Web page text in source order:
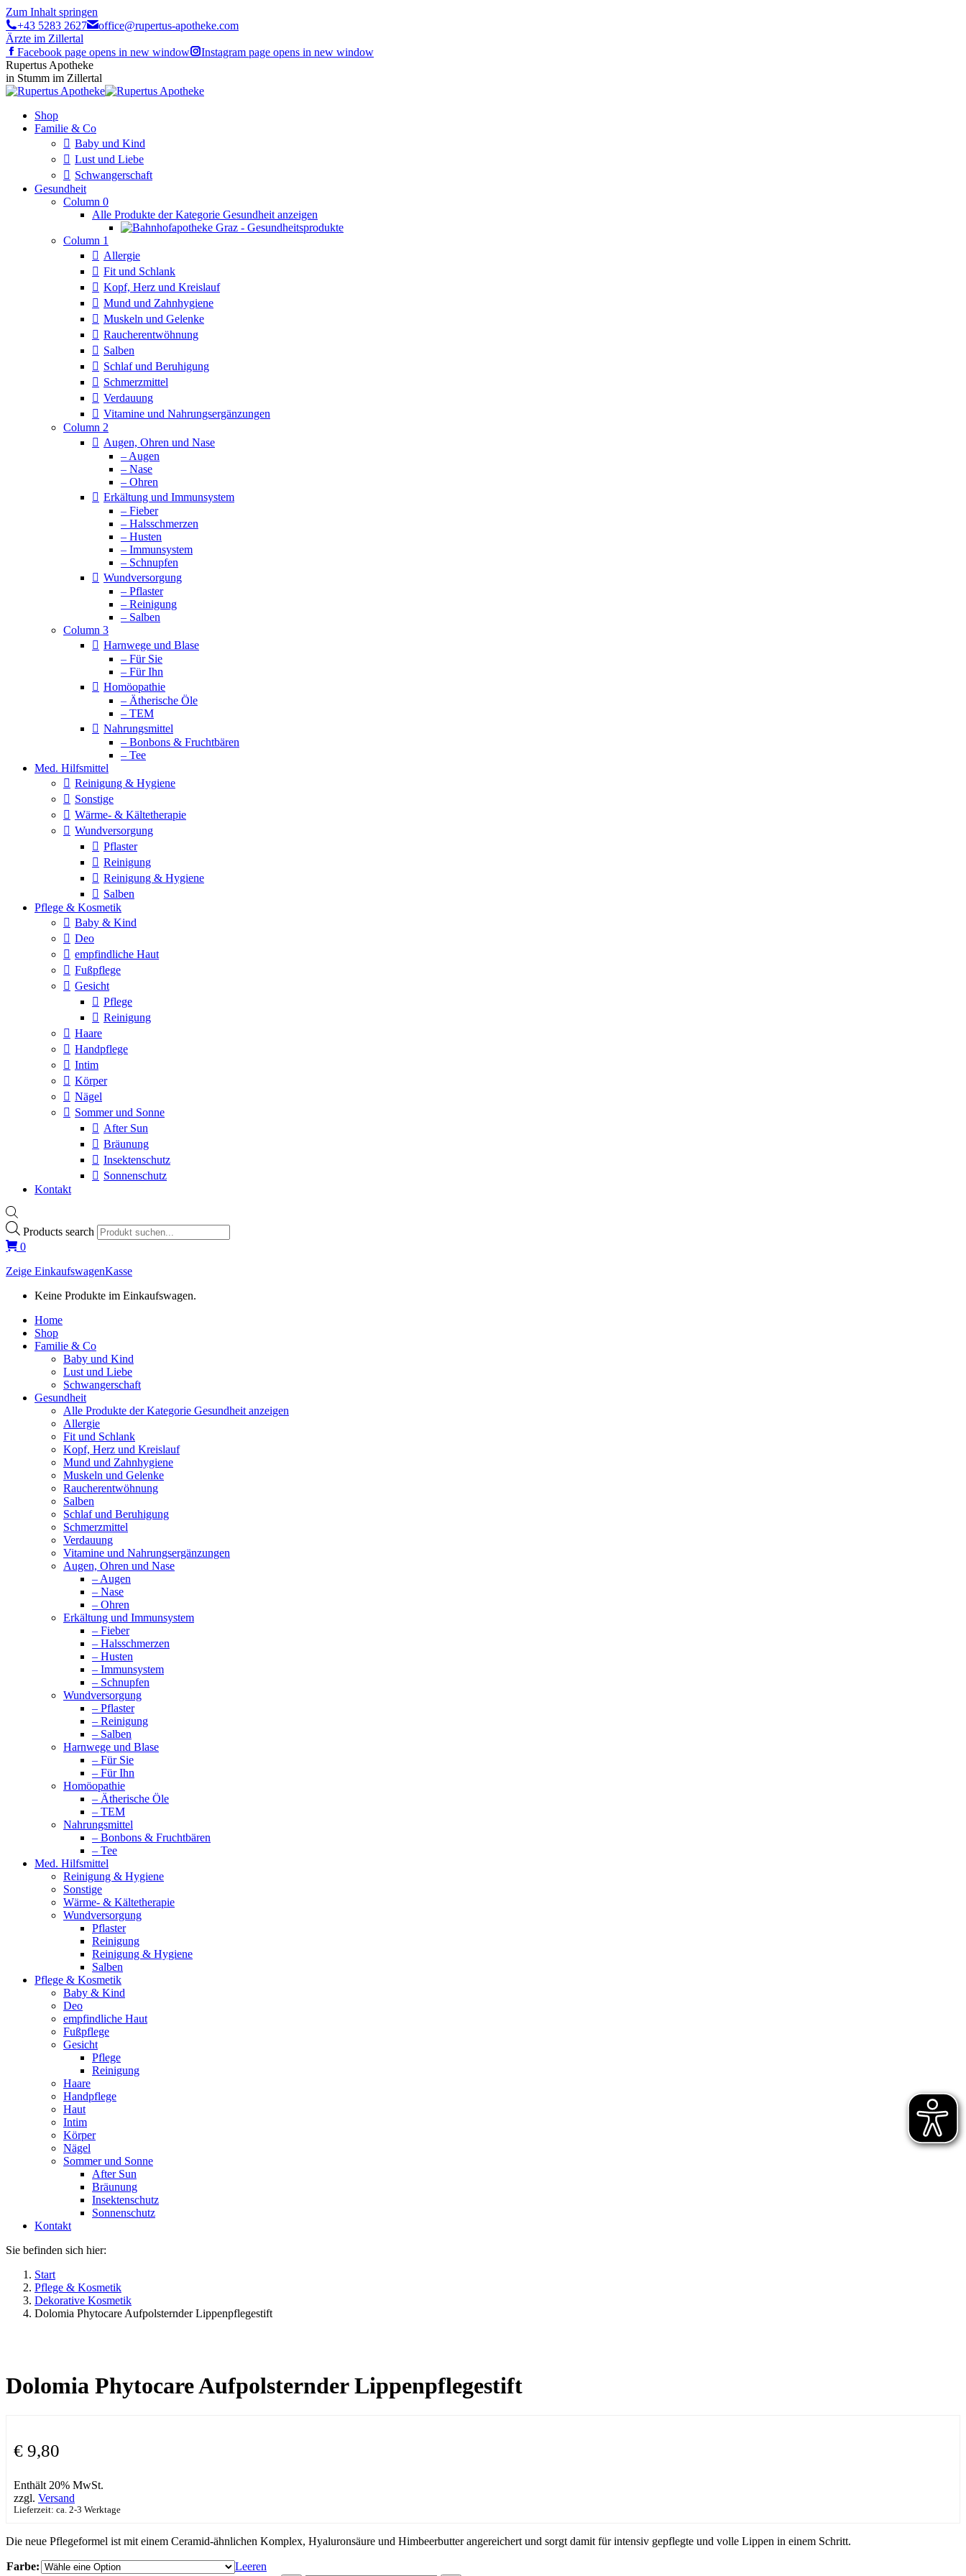
Zum Inhalt springen
+43 5283 2627
office@rupertus-apotheke.com
Ärzte im Zillertal
Facebook page opens in new window
Instagram page opens in new window
Rupertus Apotheke
in Stumm im Zillertal
Shop
Familie & Co
Baby und Kind
Lust und Liebe
Schwangerschaft
Gesundheit
Column 0
Alle Produkte der Kategorie Gesundheit anzeigen
Column 1
Allergie
Fit und Schlank
Kopf, Herz und Kreislauf
Mund und Zahnhygiene
Muskeln und Gelenke
Raucherentwöhnung
Salben
Schlaf und Beruhigung
Schmerzmittel
Verdauung
Vitamine und Nahrungsergänzungen
Column 2
Augen, Ohren und Nase
– Augen
– Nase
– Ohren
Erkältung und Immunsystem
– Fieber
– Halsschmerzen
– Husten
– Immunsystem
– Schnupfen
Wundversorgung
– Pflaster
– Reinigung
– Salben
Column 3
Harnwege und Blase
– Für Sie
– Für Ihn
Homöopathie
– Ätherische Öle
– TEM
Nahrungsmittel
– Bonbons & Fruchtbären
– Tee
Med. Hilfsmittel
Reinigung & Hygiene
Sonstige
Wärme- & Kältetherapie
Wundversorgung
Pflaster
Reinigung
Reinigung & Hygiene
Salben
Pflege & Kosmetik
Baby & Kind
Deo
empfindliche Haut
Fußpflege
Gesicht
Pflege
Reinigung
Haare
Handpflege
Intim
Körper
Nägel
Sommer und Sonne
After Sun
Bräunung
Insektenschutz
Sonnenschutz
Kontakt
Products search
0
Zeige EinkaufswagenKasse
Keine Produkte im Einkaufswagen.
Home
Shop
Familie & Co
Baby und Kind
Lust und Liebe
Schwangerschaft
Gesundheit
Alle Produkte der Kategorie Gesundheit anzeigen
Allergie
Fit und Schlank
Kopf, Herz und Kreislauf
Mund und Zahnhygiene
Muskeln und Gelenke
Raucherentwöhnung
Salben
Schlaf und Beruhigung
Schmerzmittel
Verdauung
Vitamine und Nahrungsergänzungen
Augen, Ohren und Nase
– Augen
– Nase
– Ohren
Erkältung und Immunsystem
– Fieber
– Halsschmerzen
– Husten
– Immunsystem
– Schnupfen
Wundversorgung
– Pflaster
– Reinigung
– Salben
Harnwege und Blase
– Für Sie
– Für Ihn
Homöopathie
– Ätherische Öle
– TEM
Nahrungsmittel
– Bonbons & Fruchtbären
– Tee
Med. Hilfsmittel
Reinigung & Hygiene
Sonstige
Wärme- & Kältetherapie
Wundversorgung
Pflaster
Reinigung
Reinigung & Hygiene
Salben
Pflege & Kosmetik
Baby & Kind
Deo
empfindliche Haut
Fußpflege
Gesicht
Pflege
Reinigung
Haare
Handpflege
Haut
Intim
Körper
Nägel
Sommer und Sonne
After Sun
Bräunung
Insektenschutz
Sonnenschutz
Kontakt
Sie befinden sich hier:
Start
Pflege & Kosmetik
Dekorative Kosmetik
Dolomia Phytocare Aufpolsternder Lippenpflegestift
Dolomia Phytocare Aufpolsternder Lippenpflegestift
€ 9,80
Enthält 20% MwSt.
zzgl. Versand
Lieferzeit: ca. 2-3 Werktage
Die neue Pflegeformel ist mit einem Ceramid-ähnlichen Komplex, Hyaluronsäure und Himbeerbutter angereichert und sorgt damit für intensiv gepflegte und volle Lippen in einem Schritt.
Farbe:
Leeren